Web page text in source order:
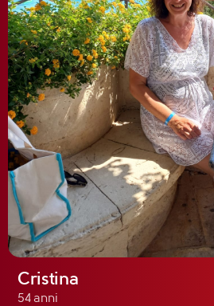
Cristina
54 anni